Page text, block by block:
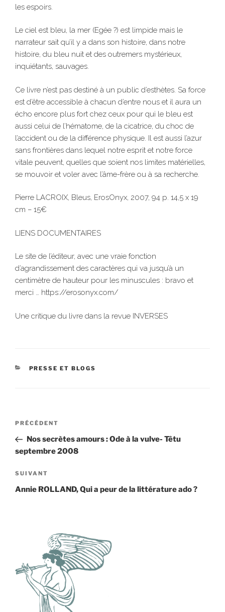
les espoirs.
Le ciel est bleu, la mer (Egée ?) est limpide mais le
narrateur sait qu’il y a dans son histoire, dans notre
histoire, du bleu nuit et des outremers mystérieux,
inquiétants, sauvages.
Ce livre n’est pas destiné à un public d’esthètes. Sa force
est d’être accessible à chacun d’entre nous et il aura un
écho encore plus fort chez ceux pour qui le bleu est
aussi celui de l’hématome, de la cicatrice, du choc de
l’accident ou de la différence physique. Il est aussi l’azur
sans frontières dans lequel notre esprit et notre force
vitale peuvent, quelles que soient nos limites matérielles,
se mouvoir et voler avec l’âme-frère ou à sa recherche.
Pierre LACROIX, Bleus, ErosOnyx, 2007, 94 p. 14,5 x 19
cm – 15€
LIENS DOCUMENTAIRES
Le site de l’éditeur, avec une vraie fonction
d’agrandissement des caractères qui va jusqu’à un
centimètre de hauteur pour les minuscules : bravo et
merci … https://erosonyx.com/
Une critique du livre dans la revue INVERSES
CATÉGORIES
PRESSE ET BLOGS
Navigation
l’article
Article
précédent
PRÉCÉDENT
Nos secrètes amours : Ode à la vulve- Têtu
septembre 2008
Article
suivant
SUIVANT
Annie ROLLAND, Qui a peur de la littérature ado ?